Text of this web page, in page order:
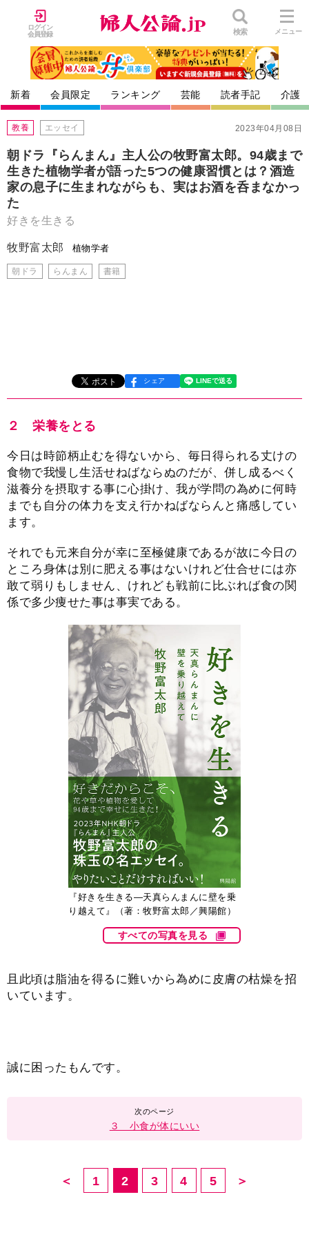
ログイン
会員登録
検索 メニュー
新着 会員限定 ランキング 芸能 読者手記 介護
2023年04月08日
教養 エッセイ
朝ドラ『らんまん』主人公の牧野富太郎。94歳まで
生きた植物学者が語った5つの健康習慣とは？酒造
家の息子に生まれながらも、実はお酒を呑まなかっ
た
好きを生きる
牧野富太郎 植物学者
朝ドラ らんまん 書籍
シェア
２ 栄養をとる
今日は時節柄止むを得ないから、毎日得られる丈けの
食物で我慢し生活せねばならぬのだが、併し成るべく
滋養分を摂取する事に心掛け、我が学問の為めに何時
までも自分の体力を支え行かねばならんと痛感してい
ます。
それでも元来自分が幸に至極健康であるが故に今日の
ところ身体は別に肥える事はないけれど仕合せには亦
敢て弱りもしません、けれども戦前に比ぶれば食の関
係で多少痩せた事は事実である。
『好きを生きる―天真らんまんに壁を乗
り越えて』（著：牧野富太郎／興陽館）
すべての写真を見る
且此頃は脂油を得るに難いから為めに皮膚の枯燥を招
いています。
誠に困ったもんです。
３ 小食が体にいい
＜ 1 2 3 4 5 ＞